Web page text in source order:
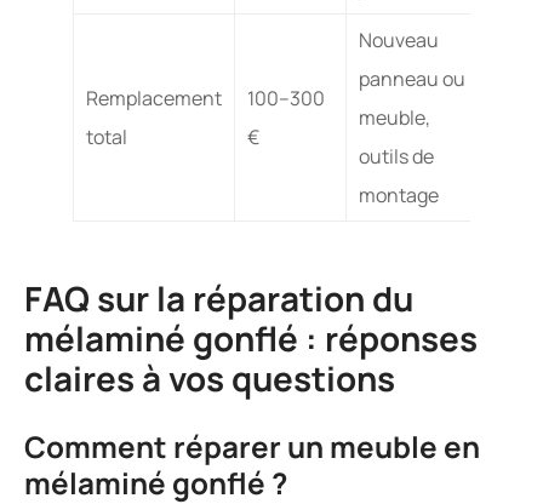
Remplacement
total
100–300
€
Nouveau
panneau ou
meuble,
outils de
montage
FAQ sur la réparation du
mélaminé gonflé : réponses
claires à vos questions
Comment réparer un meuble en
mélaminé gonflé ?